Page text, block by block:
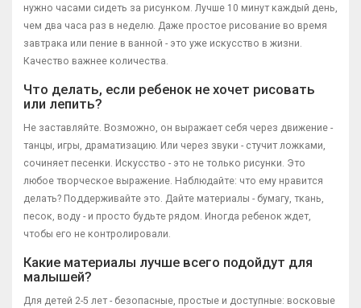
нужно часами сидеть за рисунком. Лучше 10 минут каждый день,
чем два часа раз в неделю. Даже простое рисование во время
завтрака или пение в ванной - это уже искусство в жизни.
Качество важнее количества.
Что делать, если ребенок не хочет рисовать
или лепить?
Не заставляйте. Возможно, он выражает себя через движение -
танцы, игры, драматизацию. Или через звуки - стучит ложками,
сочиняет песенки. Искусство - это не только рисунки. Это
любое творческое выражение. Наблюдайте: что ему нравится
делать? Поддерживайте это. Дайте материалы - бумагу, ткань,
песок, воду - и просто будьте рядом. Иногда ребенок ждет,
чтобы его не контролировали.
Какие материалы лучше всего подойдут для
малышей?
Для детей 2-5 лет - безопасные, простые и доступные: восковые